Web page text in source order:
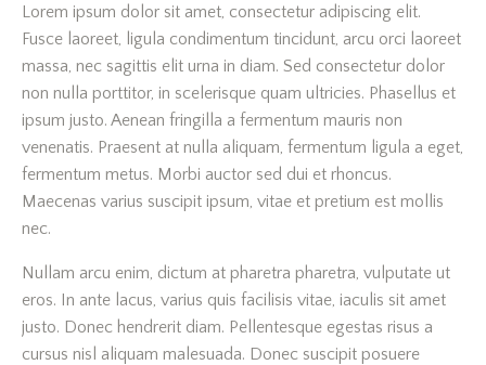
Lorem ipsum dolor sit amet, consectetur adipiscing elit.
Fusce laoreet, ligula condimentum tincidunt, arcu orci laoreet
massa, nec sagittis elit urna in diam. Sed consectetur dolor
non nulla porttitor, in scelerisque quam ultricies. Phasellus et
ipsum justo. Aenean fringilla a fermentum mauris non
venenatis. Praesent at nulla aliquam, fermentum ligula a eget,
fermentum metus. Morbi auctor sed dui et rhoncus.
Maecenas varius suscipit ipsum, vitae et pretium est mollis
nec.
Nullam arcu enim, dictum at pharetra pharetra, vulputate ut
eros. In ante lacus, varius quis facilisis vitae, iaculis sit amet
justo. Donec hendrerit diam. Pellentesque egestas risus a
cursus nisl aliquam malesuada. Donec suscipit posuere